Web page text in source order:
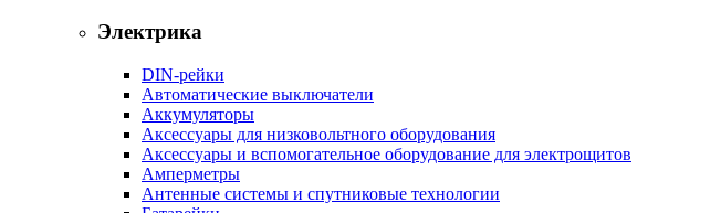
Электрика
DIN-рейки
Автоматические выключатели
Аккумуляторы
Аксессуары для низковольтного оборудования
Аксессуары и вспомогательное оборудование для электрощитов
Амперметры
Антенные системы и спутниковые технологии